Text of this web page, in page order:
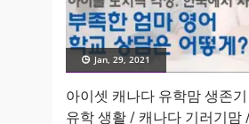
Jan, 29, 2021
아이셋 캐나다 유학맘 생존
유학 생활 / 캐나다 기러기